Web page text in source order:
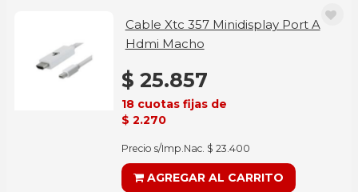
Cable Xtc 357 Minidisplay Port A
Hdmi Macho
$ 25.857
18 cuotas fijas de
$ 2.270
Precio s/Imp.Nac. $ 23.400
AGREGAR AL CARRITO